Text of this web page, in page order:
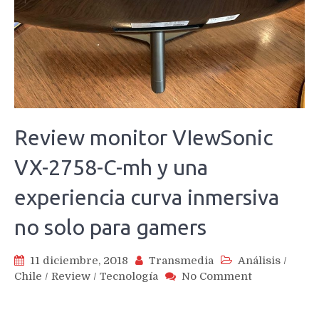
Review monitor VIewSonic
VX-2758-C-mh y una
experiencia curva inmersiva
no solo para gamers
11 diciembre, 2018 Transmedia Análisis /
Chile / Review / Tecnología No Commenton